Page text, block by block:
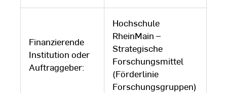
Finanzierende
Institution oder
Auftraggeber:
Hochschule
RheinMain –
Strategische
Forschungsmittel
(Förderlinie
Forschungsgruppen)